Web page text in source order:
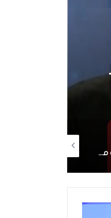
مساعداته الخيرية متواصلة منذ سنوات و في عدة قطاعات..سعد بقير يتكفل بـ”عمرة” عدد من أبناء تطاوين